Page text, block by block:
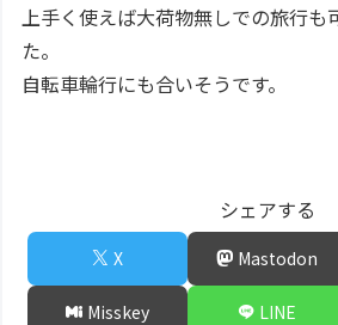
上手く使えば大荷物無しでの旅行も
た。
自転車輪行にも合いそうです。
シェアする
X Mastodon
Misskey LINE